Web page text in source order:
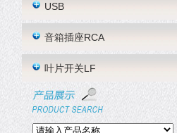
USB
音箱插座RCA
叶片开关LF